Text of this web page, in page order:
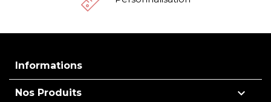
Informations
Nos Produits 